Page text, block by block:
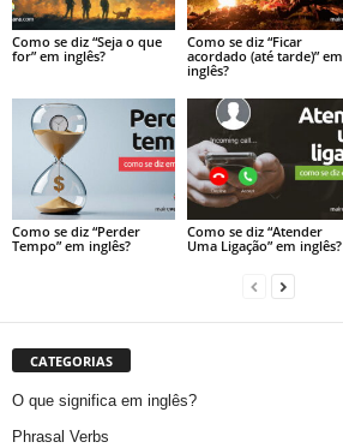
Como se diz “Seja o que
for” em inglês?
Como se diz “Ficar
acordado (até tarde)” em
inglês?
Como se diz “Perder
Tempo” em inglês?
Como se diz “Atender
Uma Ligação” em inglês?
CATEGORIAS
O que significa em inglês?
Phrasal Verbs